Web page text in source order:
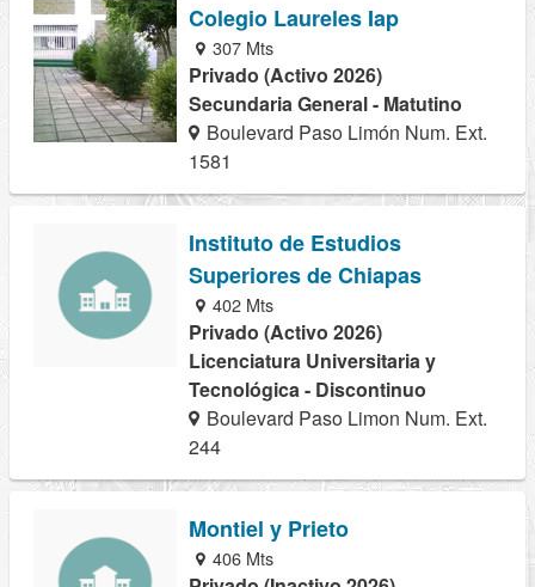
Colegio Laureles Iap
307 Mts
Privado (Activo 2026)
Secundaria General - Matutino
Boulevard Paso Limón Num. Ext.
1581
Instituto de Estudios
Superiores de Chiapas
402 Mts
Privado (Activo 2026)
Licenciatura Universitaria y
Tecnológica - Discontinuo
Boulevard Paso Limon Num. Ext.
244
Montiel y Prieto
406 Mts